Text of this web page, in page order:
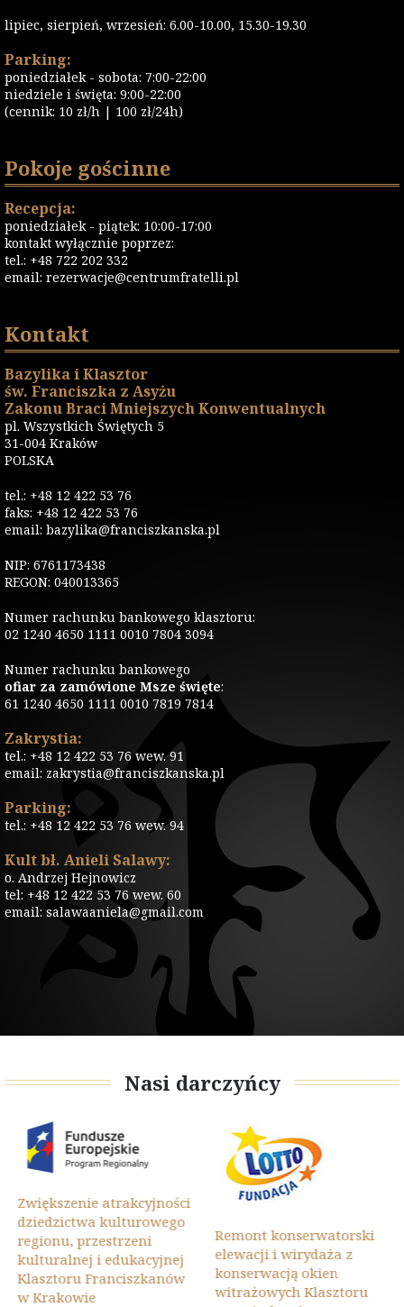
lipiec, sierpień, wrzesień: 6.00-10.00, 15.30-19.30
Parking:
poniedziałek - sobota: 7:00-22:00
niedziele i święta: 9:00-22:00
(cennik: 10 zł/h | 100 zł/24h)
Pokoje gościnne
Recepcja:
poniedziałek - piątek: 10:00-17:00
kontakt wyłącznie poprzez:
tel.: +48 722 202 332
email: rezerwacje@centrumfratelli.pl
Kontakt
Bazylika i Klasztor
św. Franciszka z Asyżu
Zakonu Braci Mniejszych Konwentualnych
pl. Wszystkich Świętych 5
31-004 Kraków
POLSKA
tel.: +48 12 422 53 76
faks: +48 12 422 53 76
email: bazylika@franciszkanska.pl
NIP: 6761173438
REGON: 040013365
Numer rachunku bankowego klasztoru:
02 1240 4650 1111 0010 7804 3094
Numer rachunku bankowego
ofiar za zamówione Msze święte:
61 1240 4650 1111 0010 7819 7814
Zakrystia:
tel.: +48 12 422 53 76 wew. 91
email: zakrystia@franciszkanska.pl
Parking:
tel.: +48 12 422 53 76 wew. 94
Kult bł. Anieli Salawy:
o. Andrzej Hejnowicz
tel: +48 12 422 53 76 wew. 60
email: salawaaniela@gmail.com
Nasi darczyńcy
Zwiększenie atrakcyjności
dziedzictwa kulturowego
regionu, przestrzeni
kulturalnej i edukacyjnej
Klasztoru Franciszkanów
w Krakowie
Remont konserwatorski
elewacji i wirydaża z
konserwacją okien
witrażowych Klasztoru